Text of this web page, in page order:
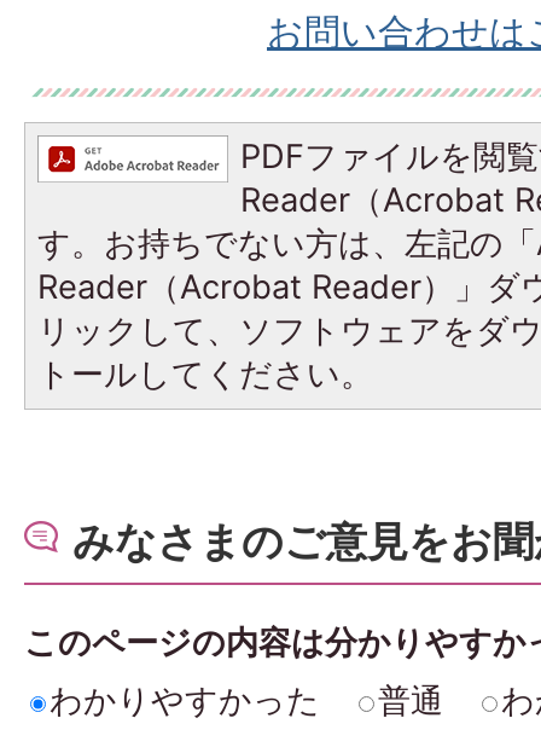
お問い合わせは
PDFファイルを閲
Reader（Acrobat
す。お持ちでない方は、左記の
Reader（Acrobat Reader）」ダ
リックして、ソフトウェアをダ
トールしてください。
みなさまのご意見をお
このページの内容は分かりやすか
わかりやすかった
普通